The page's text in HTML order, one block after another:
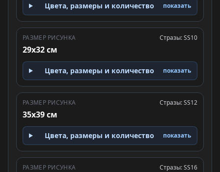
Цвета, размеры и количество показать
РАЗМЕР РИСУНКА
29x32 см
Стразы: SS10
Цвета, размеры и количество показать
РАЗМЕР РИСУНКА
35x39 см
Стразы: SS12
Цвета, размеры и количество показать
РАЗМЕР РИСУНКА Стразы: SS16